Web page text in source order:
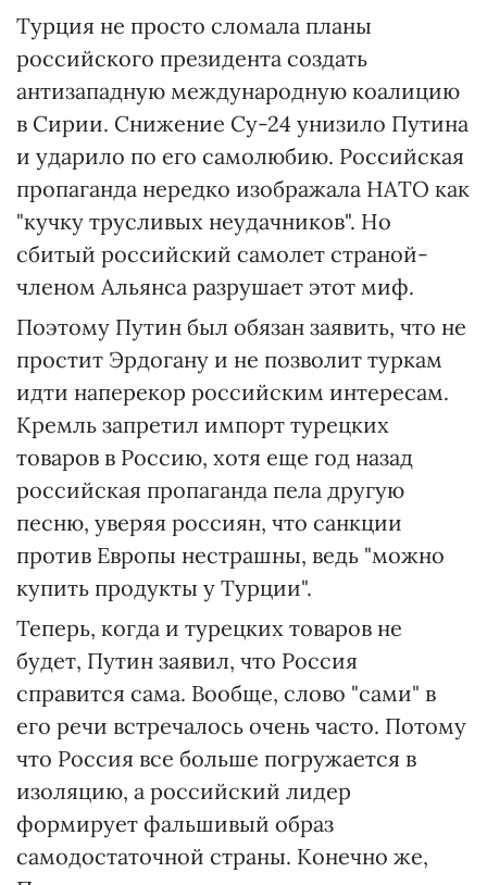
Турция не просто сломала планы
российского президента создать
антизападную международную коалицию
в Сирии. Снижение Су-24 унизило Путина
и ударило по его самолюбию. Российская
пропаганда нередко изображала НАТО как
"кучку трусливых неудачников". Но
сбитый российский самолет страной-
членом Альянса разрушает этот миф.
Поэтому Путин был обязан заявить, что не
простит Эрдогану и не позволит туркам
идти наперекор российским интересам.
Кремль запретил импорт турецких
товаров в Россию, хотя еще год назад
российская пропаганда пела другую
песню, уверяя россиян, что санкции
против Европы нестрашны, ведь "можно
купить продукты у Турции".
Теперь, когда и турецких товаров не
будет, Путин заявил, что Россия
справится сама. Вообще, слово "сами" в
его речи встречалось очень часто. Потому
что Россия все больше погружается в
изоляцию, а российский лидер
формирует фальшивый образ
самодостаточной страны. Конечно же,